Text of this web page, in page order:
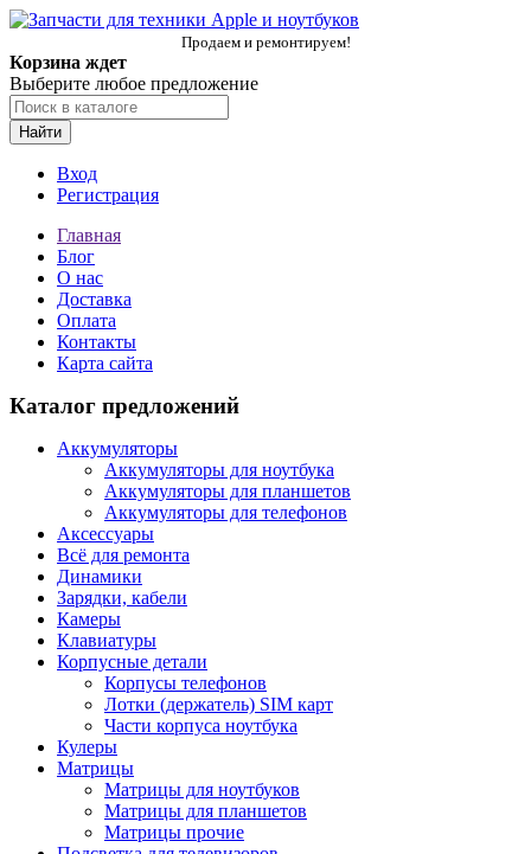
Продаем и ремонтируем!
Корзина ждет
Выберите любое предложение
Найти
Вход
Регистрация
Главная
Блог
О нас
Доставка
Оплата
Контакты
Карта сайта
Каталог предложений
Аккумуляторы
Аккумуляторы для ноутбука
Аккумуляторы для планшетов
Аккумуляторы для телефонов
Аксессуары
Всё для ремонта
Динамики
Зарядки, кабели
Камеры
Клавиатуры
Корпусные детали
Корпусы телефонов
Лотки (держатель) SIM карт
Части корпуса ноутбука
Кулеры
Матрицы
Матрицы для ноутбуков
Матрицы для планшетов
Матрицы прочие